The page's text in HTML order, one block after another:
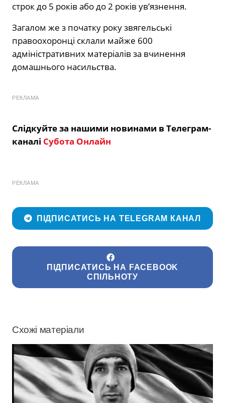
строк до 5 років або до 2 років ув’язнення.
Загалом же з початку року звягельські
правоохоронці склали майже 600
адміністративних матеріалів за вчинення
домашнього насильства.
РЕКЛАМА
Слідкуйте за нашими новинами в Телеграм-
каналі Субота Онлайн
РЕКЛАМА
ПІДПИСАТИСЬ НА TELEGRAM КАНАЛ
ПІДПИСАТИСЬ НА FACEBOOK
СПІЛЬНОТУ
Схожі матеріали